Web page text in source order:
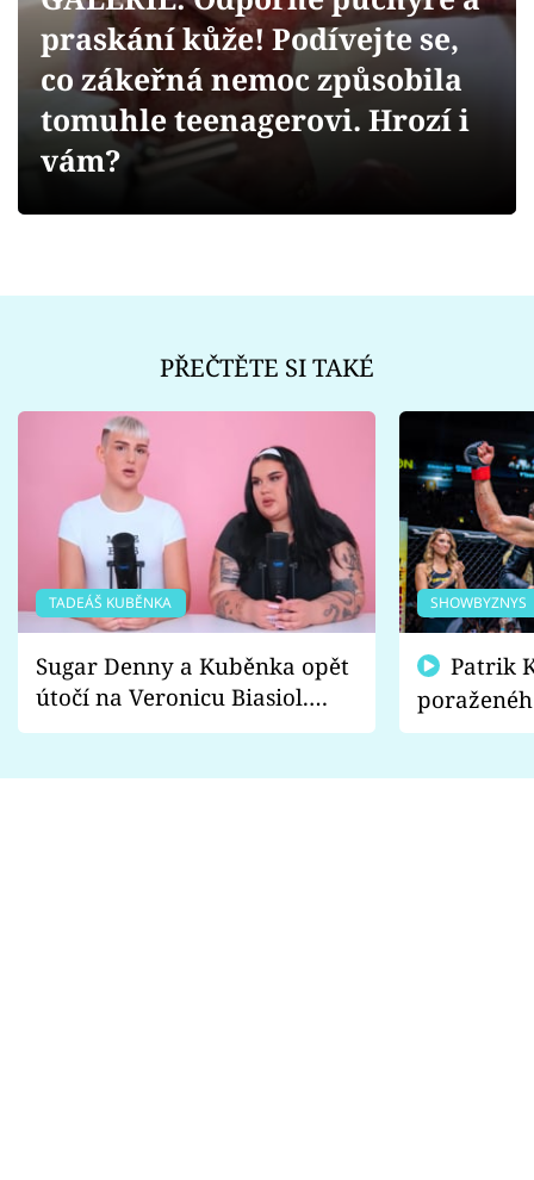
Videa
Sledujte prima+
praskání kůže! Podívejte se,
co zákeřná nemoc způsobila
tomuhle teenagerovi. Hrozí i
vám?
PŘEČTĚTE SI TAKÉ
TADEÁŠ KUBĚNKA
Sugar Denny a Kuběnka opět
útočí na Veronicu Biasiol.
Proč je podle nich falešná a
SHOWBYZNYS
fanoušci